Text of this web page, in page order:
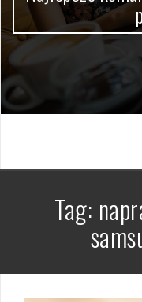
Tag: